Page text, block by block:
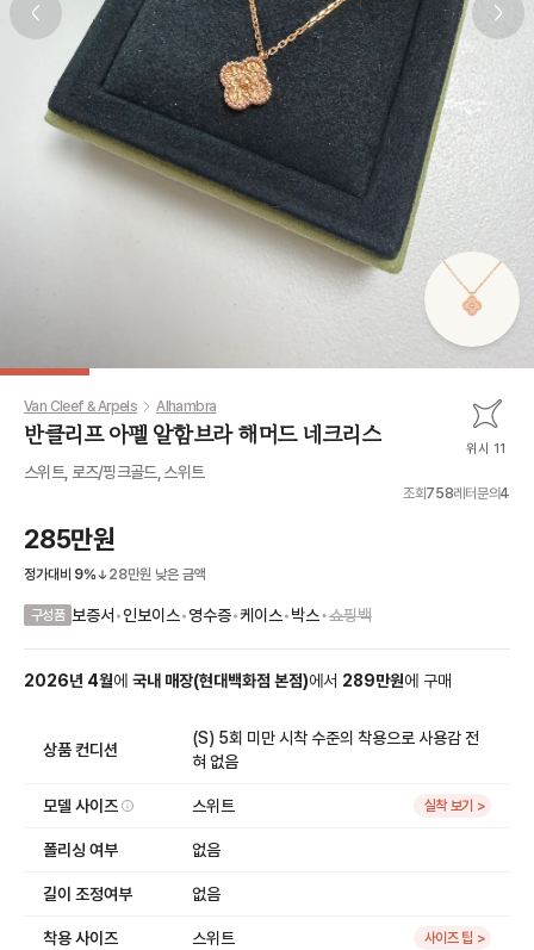
Previous slide
Van Cleef & Arpels Alhambra
반클리프 아펠 알함브라 해머드 네크리스 위시 11
스위트, 로즈/핑크골드, 스위트
조회758레터문의4
285만원
정가대비 9% 28만원 낮은 금액
구성품 보증서 •인보이스•영수증•케이스•박스•쇼핑백
2026년 4월에 국내 매장(현대백화점 본점)에서 289만원에 구매
상품 컨디션
(S) 5회 미만 시착 수준의 착용으로 사용감 전
혀 없음
모델 사이즈 스위트 실착 보기 >
폴리싱 여부 없음
길이 조정여부 없음
착용 사이즈 스위트 사이즈 팁 >